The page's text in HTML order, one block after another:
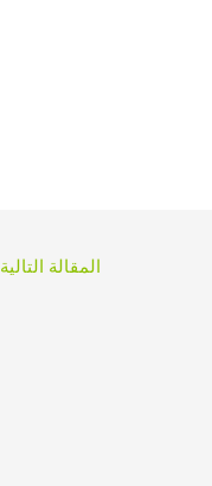
المقالة التالية